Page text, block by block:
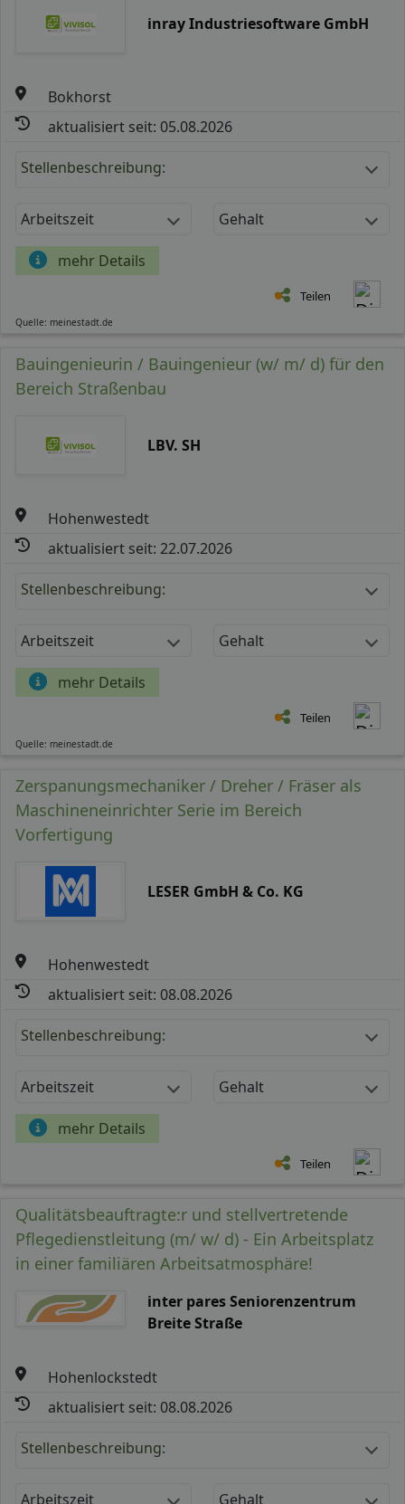
inray Industriesoftware GmbH
Bokhorst
aktualisiert seit: 05.08.2026
Stellenbeschreibung:
Arbeitszeit Gehalt
mehr Details
Teilen
Quelle: meinestadt.de
Bauingenieurin / Bauingenieur (w/ m/ d) für den
Bereich Straßenbau
LBV. SH
Hohenwestedt
aktualisiert seit: 22.07.2026
Stellenbeschreibung:
Arbeitszeit Gehalt
mehr Details
Teilen
Quelle: meinestadt.de
Zerspanungsmechaniker / Dreher / Fräser als
Maschineneinrichter Serie im Bereich
Vorfertigung
LESER GmbH & Co. KG
Hohenwestedt
aktualisiert seit: 08.08.2026
Stellenbeschreibung:
Arbeitszeit Gehalt
mehr Details
Teilen
Qualitätsbeauftragte:r und stellvertretende
Pflegedienstleitung (m/ w/ d) - Ein Arbeitsplatz
in einer familiären Arbeitsatmosphäre!
inter pares Seniorenzentrum
Breite Straße
Hohenlockstedt
aktualisiert seit: 08.08.2026
Stellenbeschreibung:
Arbeitszeit Gehalt